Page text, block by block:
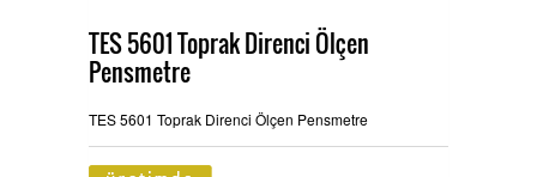
TES ve PROVA Ölçü Aletleri
İletişim
TES 5601 Toprak Direnci Ölçen
Pensmetre
TES 5601 Toprak Direnci Ölçen Pensmetre